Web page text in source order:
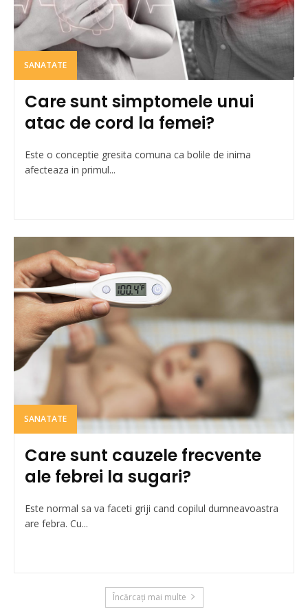
SANATATE
Care sunt simptomele unui
atac de cord la femei?
Este o conceptie gresita comuna ca bolile de inima
afecteaza in primul...
SANATATE
Care sunt cauzele frecvente
ale febrei la sugari?
Este normal sa va faceti griji cand copilul dumneavoastra
are febra. Cu...
Încărcați mai multe